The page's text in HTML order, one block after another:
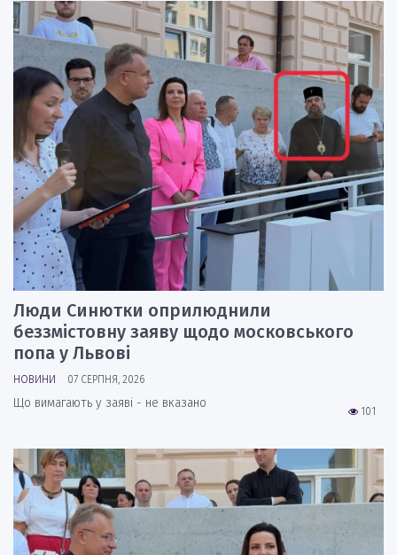
Люди Синютки оприлюднили
беззмістовну заяву щодо московського
попа у Львові
НОВИНИ 07 СЕРПНЯ, 2026
101
Що вимагають у заяві - не вказано